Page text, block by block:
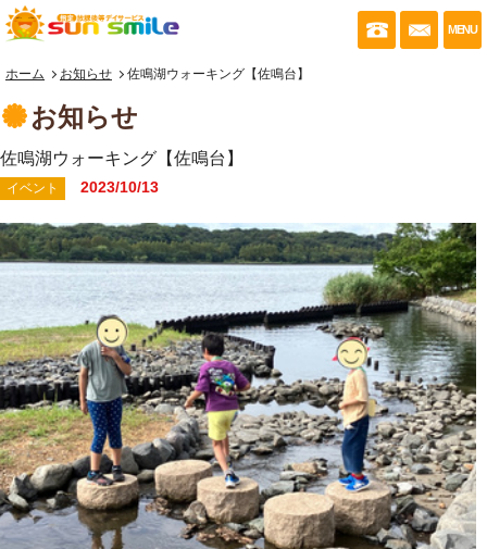
053-430-お問
MENU
ホーム お知らせ 佐鳴湖ウォーキング【佐鳴台】
お知らせ
佐鳴湖ウォーキング【佐鳴台】
イベント 2023/10/13